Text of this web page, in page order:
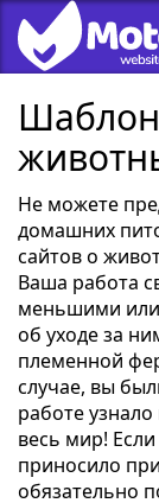
Не можете
домашних
сайтов о
Ваша работа
меньшими или
об уходе за
племенной
случае, вы
работе
весь мир!
приносило
обязательно